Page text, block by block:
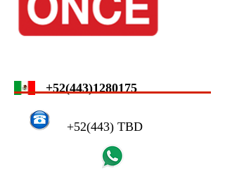
11 Electronica
+52(443)1280175
+52(443) TBD